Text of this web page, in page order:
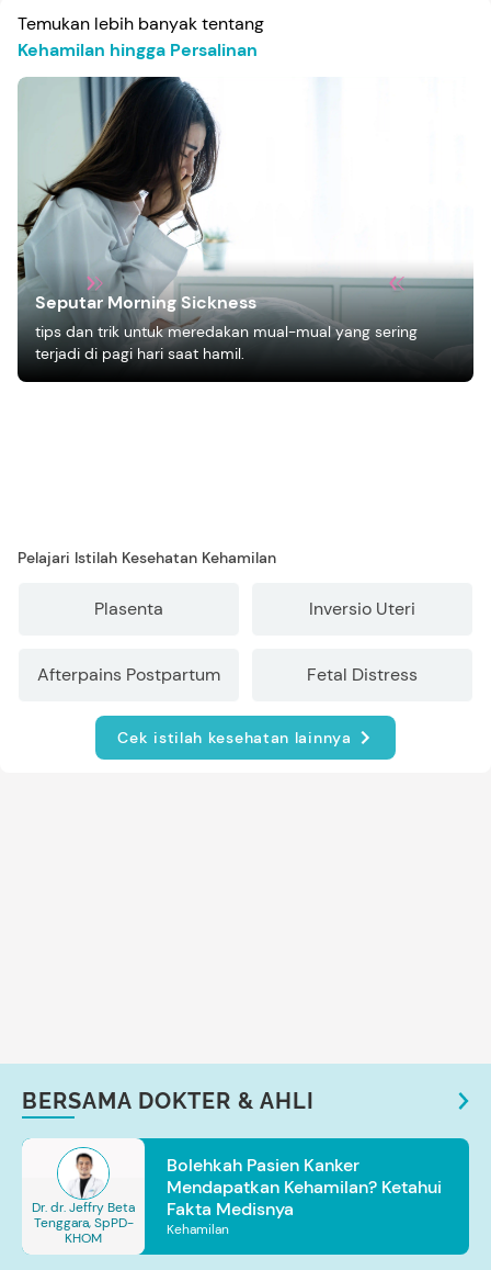
Temukan lebih banyak tentang
Kehamilan hingga Persalinan
Seputar Morning Sickness
tips dan trik untuk meredakan mual-mual yang sering
terjadi di pagi hari saat hamil.
Pelajari Istilah Kesehatan Kehamilan
Plasenta Inversio Uteri
Afterpains Postpartum Fetal Distress
Cek istilah kesehatan lainnya
BERSAMA DOKTER & AHLI
Dr. dr. Jeffry Beta
Tenggara, SpPD-
KHOM
Bolehkah Pasien Kanker
Mendapatkan Kehamilan? Ketahui
Fakta Medisnya
Kehamilan